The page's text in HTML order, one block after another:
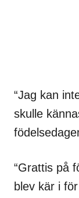
“Jag kan
skulle
“Grattis på
blev kär i